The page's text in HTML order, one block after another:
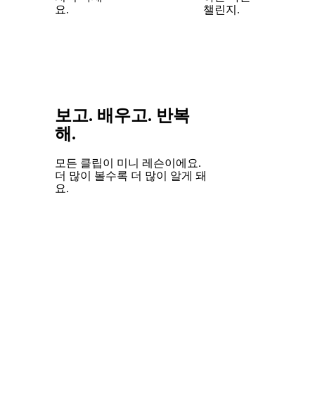
요.
챌린지.
보고. 배우고. 반복
해.
모든 클립이 미니 레슨이에요.
더 많이 볼수록 더 많이 알게 돼
요.